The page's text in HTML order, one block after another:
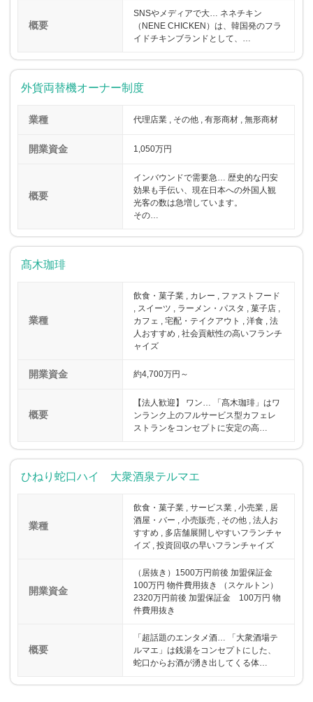
概要
SNSやメディアで大… ネネチキン
（NENE CHICKEN）は、韓国発のフラ
イドチキンブランドとして、…
外貨両替機オーナー制度
業種 代理店業 , その他 , 有形商材 , 無形商材
開業資金 1,050万円
概要
インバウンドで需要急… 歴史的な円安
効果も手伝い、現在日本への外国人観
光客の数は急増しています。
その…
髙木珈琲
業種
飲食・菓子業 , カレー , ファストフード
, スイーツ , ラーメン・パスタ , 菓子店 ,
カフェ , 宅配・テイクアウト , 洋食 , 法
人おすすめ , 社会貢献性の高いフランチ
ャイズ
開業資金 約4,700万円～
概要
【法人歓迎】 ワン… 「髙木珈琲」はワ
ンランク上のフルサービス型カフェレ
ストランをコンセプトに安定の高…
ひねり蛇口ハイ 大衆酒泉テルマエ
業種
飲食・菓子業 , サービス業 , 小売業 , 居
酒屋・バー , 小売販売 , その他 , 法人お
すすめ , 多店舗展開しやすいフランチャ
イズ , 投資回収の早いフランチャイズ
開業資金
（居抜き）1500万円前後 加盟保証金
100万円 物件費用抜き （スケルトン）
2320万円前後 加盟保証金 100万円 物
件費用抜き
概要
「超話題のエンタメ酒… 「大衆酒場テ
ルマエ」は銭湯をコンセプトにした、
蛇口からお酒が湧き出してくる体…